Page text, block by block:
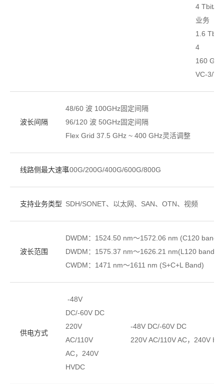
4 Tbit/s
业务
1.6 Tbit/
4
160
VC-3/
波长间隔
48/60 波 100GHz固定间隔
96/120 波 50GHz固定间隔
Flex Grid 37.5 GHz ~ 400 GHz灵活调整
线路侧最大速率100G/200G/400G/600G/800G
支持业务类型 SDH/SONET、以太网、SAN、OTN、视频
波长范围
DWDM：1524.50 nm～1572.06 nm (C120 band)
DWDM：1575.37 nm～1626.21 nm(L120 band)
CWDM：1471 nm～1611 nm (S+C+L Band)
供电方式
-48V
DC/-60V DC
220V
AC/110V
AC，240V
HVDC
-48V DC/-60V DC
220V AC/110V AC，240V